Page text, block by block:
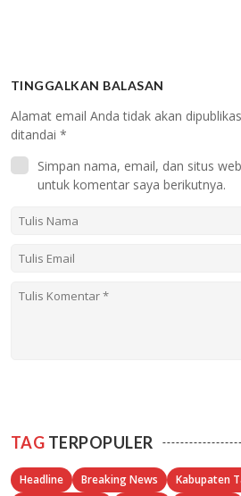
TINGGALKAN BALASAN
Alamat email Anda tidak akan
ditandai *
Simpan nama, email, dan situs
untuk komentar saya berikutnya.
TAG TERPOPULER
Headline Breaking News
Kabupaten